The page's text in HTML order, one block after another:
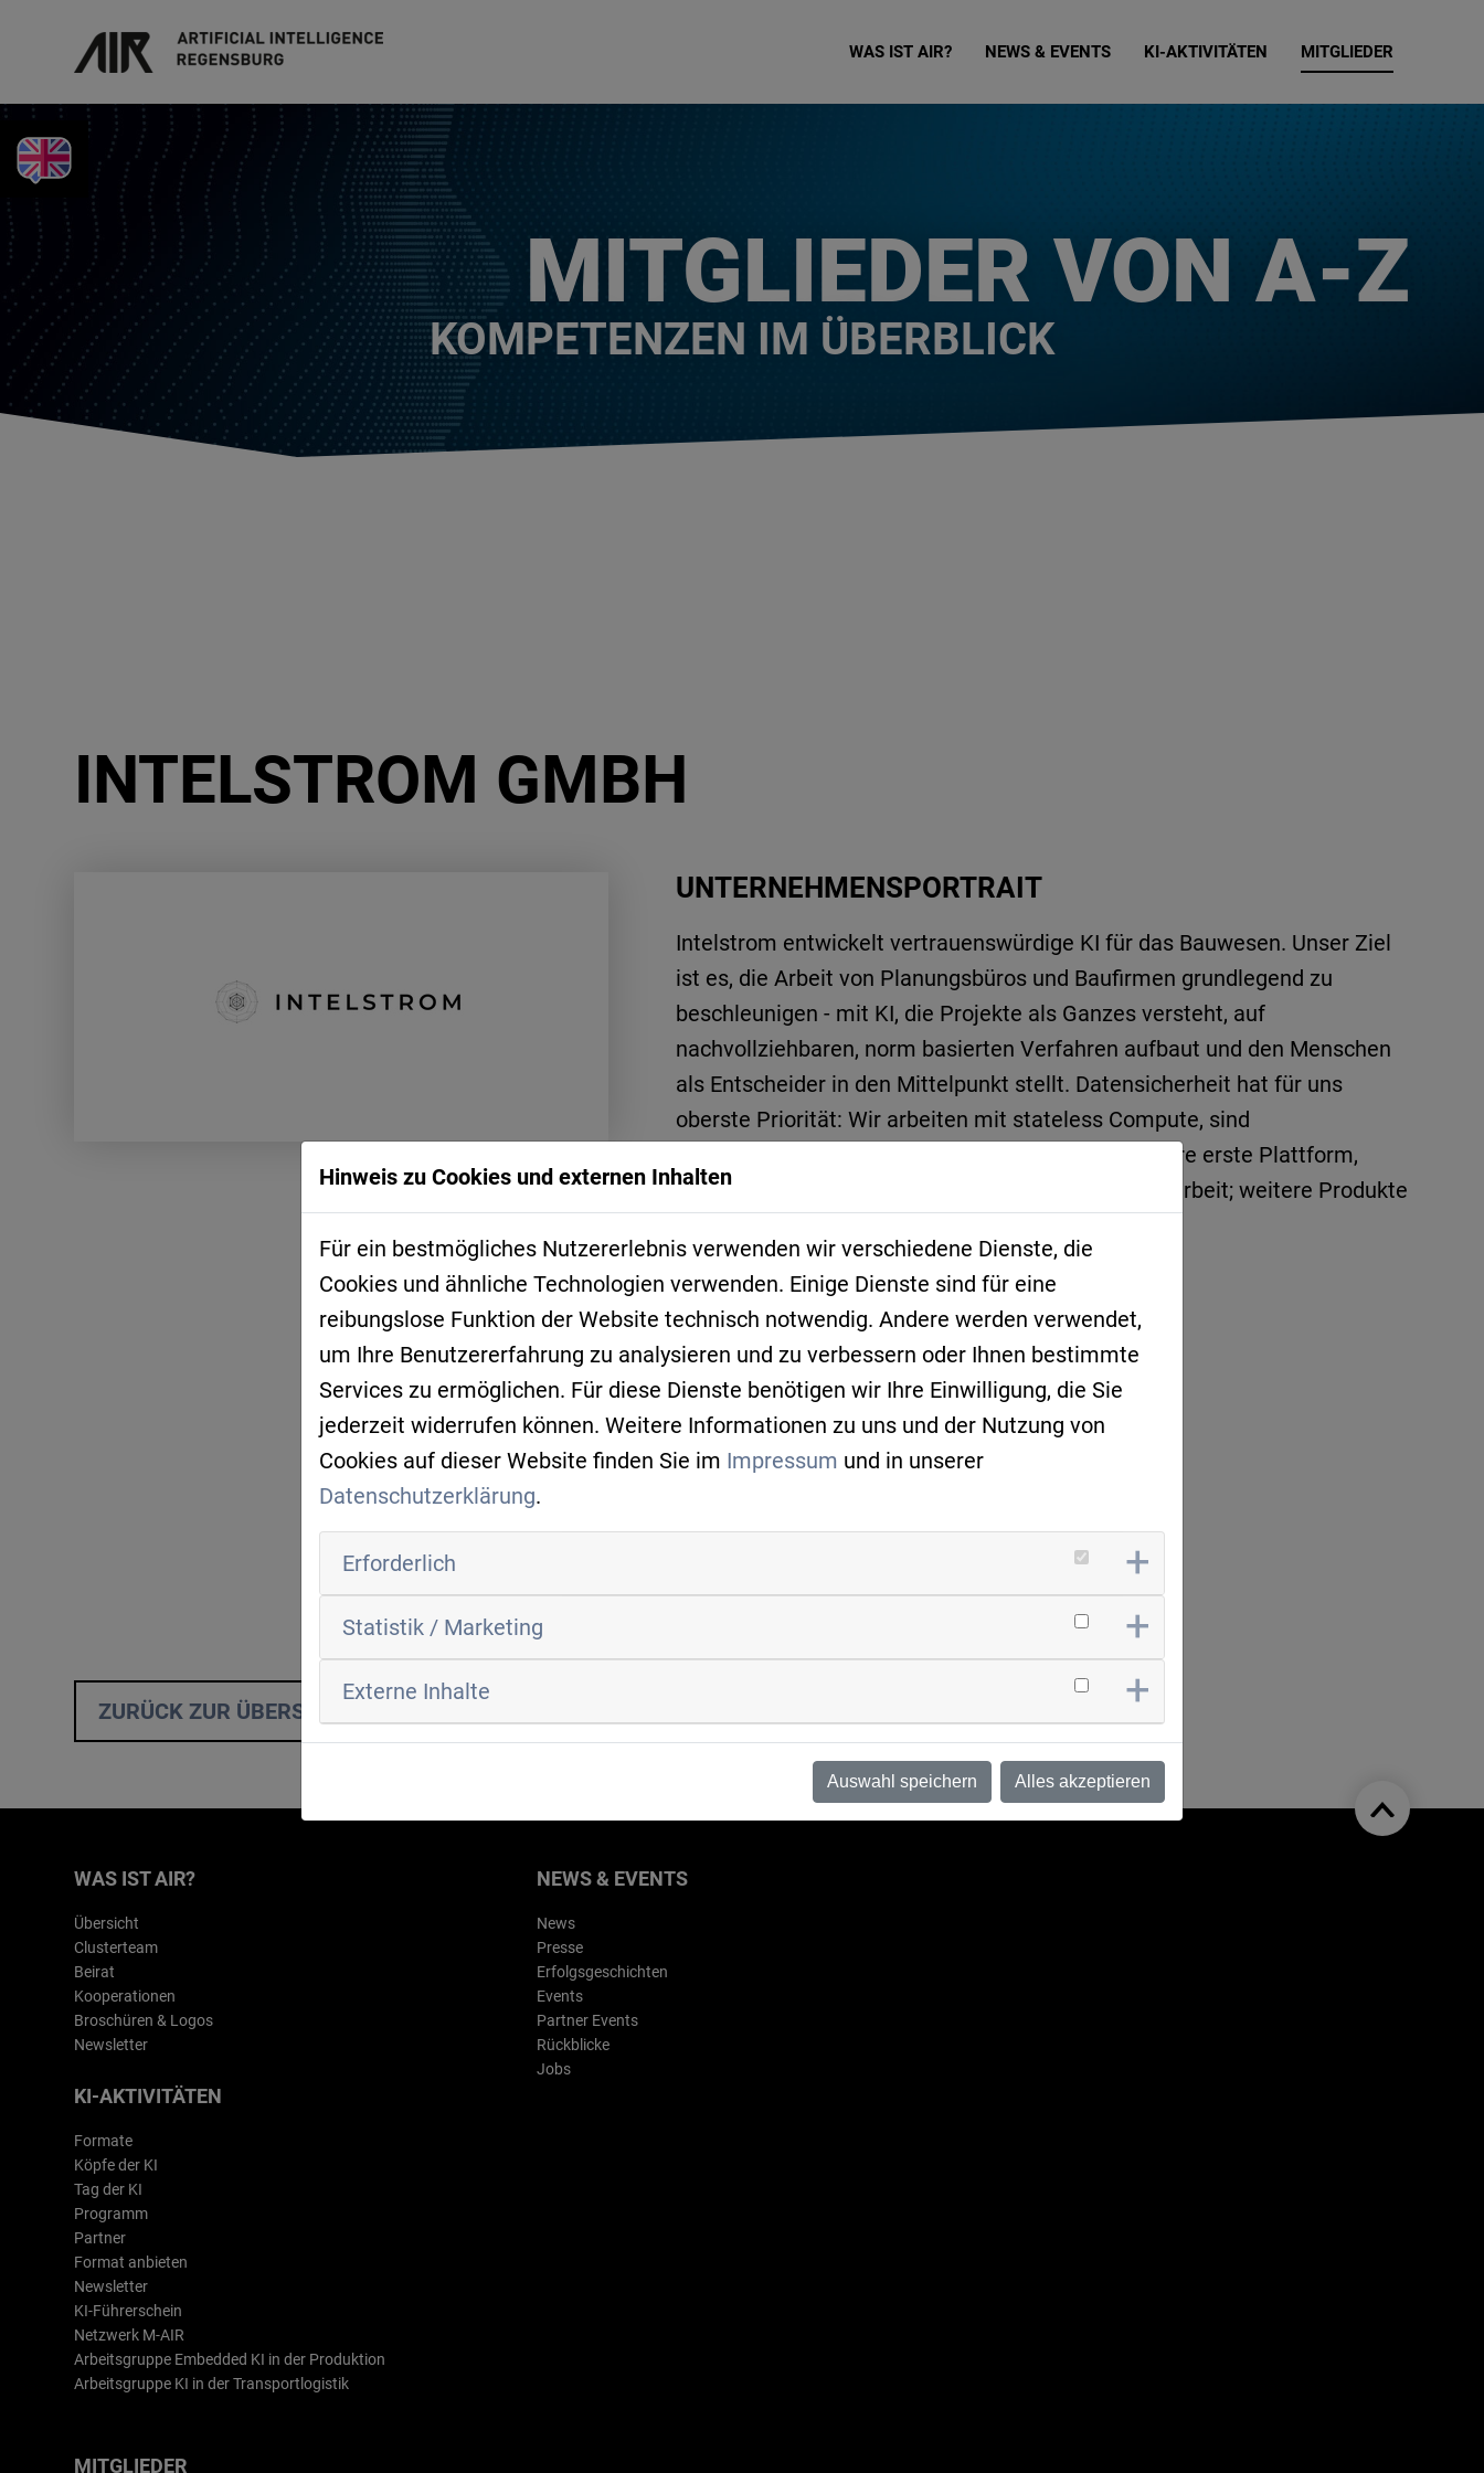
WAS IST AIR? NEWS & EVENTS KI-AKTIVITÄTEN MITGLIEDER
KEYFACTS IN ENGLISH
MITGLIEDER VON A-Z
KOMPETENZEN IM ÜBERBLICK
INTELSTROM GMBH
UNTERNEHMENSPORTRAIT
Intelstrom entwickelt vertrauenswürdige KI für das Bauwesen. Unser Ziel
ist es, die Arbeit von Planungsbüros und Baufirmen grundlegend zu
beschleunigen - mit KI, die Projekte als Ganzes versteht, auf
nachvollziehbaren, norm basierten Verfahren aufbaut und den Menschen
als Entscheider in den Mittelpunkt stellt. Datensicherheit hat für uns
oberste Priorität: Wir arbeiten mit stateless Compute, sind
modellagnostisch und hosten in Deutschland. Unsere erste Plattform,
Cortex, bringt diesen Ansatz in die tägliche Projektarbeit; weitere Produkte
intelstrom.com
Anschrift
Dr.-Gessler-Straße 12A
93051 Regensburg
Nagendra Kurella
ZURÜCK ZUR ÜBERSICHT
WAS IST AIR?
Übersicht
Clusterteam
Beirat
Kooperationen
Broschüren & Logos
Newsletter
NEWS & EVENTS
News
Presse
Erfolgsgeschichten
Events
Partner Events
Rückblicke
Jobs
KI-AKTIVITÄTEN
Formate
Köpfe der KI
Tag der KI
Programm
Partner
Format anbieten
Newsletter
KI-Führerschein
Netzwerk M-AIR
Arbeitsgruppe Embedded KI in der Produktion
Arbeitsgruppe KI in der Transportlogistik
MITGLIEDER
Hinweis zu Cookies und externen Inhalten
Für ein bestmögliches Nutzererlebnis verwenden wir verschiedene Dienste, die
Cookies und ähnliche Technologien verwenden. Einige Dienste sind für eine
reibungslose Funktion der Website technisch notwendig. Andere werden verwendet,
um Ihre Benutzererfahrung zu analysieren und zu verbessern oder Ihnen bestimmte
Services zu ermöglichen. Für diese Dienste benötigen wir Ihre Einwilligung, die Sie
jederzeit widerrufen können. Weitere Informationen zu uns und der Nutzung von
Cookies auf dieser Website finden Sie im Impressum und in unserer
Datenschutzerklärung.
Erforderlich
Statistik / Marketing
Externe Inhalte
Auswahl speichern Alles akzeptieren